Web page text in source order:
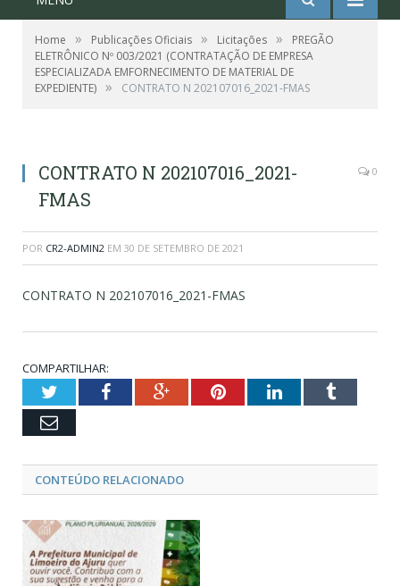
Home » Publicações Oficiais » Licitações »
PREGÃO
ELETRÔNICO Nº 003/2021 (CONTRATAÇÃO DE EMPRESA
ESPECIALIZADA EMFORNECIMENTO DE MATERIAL DE
EXPEDIENTE) » CONTRATO N 202107016_2021-FMAS
CONTRATO N 202107016_2021-
FMAS
0
POR CR2-ADMIN2 EM 30 DE SETEMBRO DE 2021
CONTRATO N 202107016_2021-FMAS
COMPARTILHAR:
TwitterFacebookGoogle+PinterestLinkedInTumblr
Email
CONTEÚDO RELACIONADO